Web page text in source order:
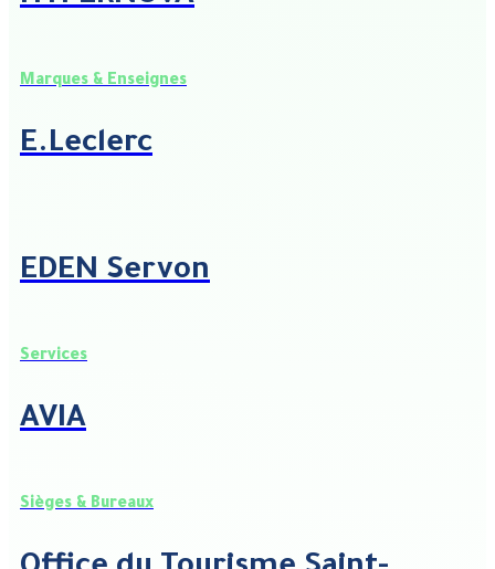
Marques & Enseignes
E.Leclerc
EDEN Servon
Services
AVIA
Sièges & Bureaux